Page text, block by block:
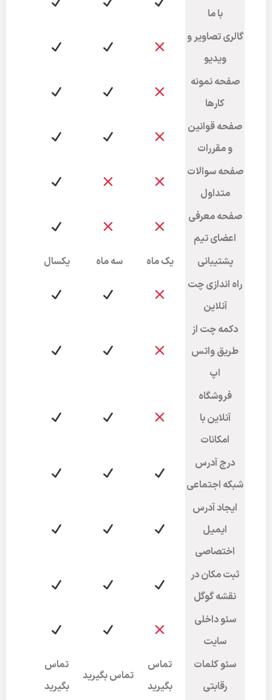
با ما
گالری تصاویر و
ویدیو
صفحه نمونه
کارها
صفحه قوانین
و مقررات
صفحه سوالات
متداول
صفحه معرفی
اعضای تیم
پشتیبانی
یک ماه سه ماه
یکسال
راه اندازی چت
آنلاین
دکمه چت از
طریق واتس
اپ
فروشگاه
آنلاین با
امکانات
درج آدرس
شبکه اجتماعی
ایجاد آدرس
ایمیل
اختصاصی
ثبت مکان در
نقشه گوگل
سئو داخلی
سایت
سئو کلمات
رقابتی
تماس
بگیرید
تماس بگیرید
تماس
بگیرید